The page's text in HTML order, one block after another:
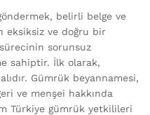
belirli belge ve
eksiksiz ve doğru bir
sorunsuz
sahiptir. İlk olarak,
Gümrük beyannamesi,
ve menşei hakkında
Türkiye gümrük yetkilileri